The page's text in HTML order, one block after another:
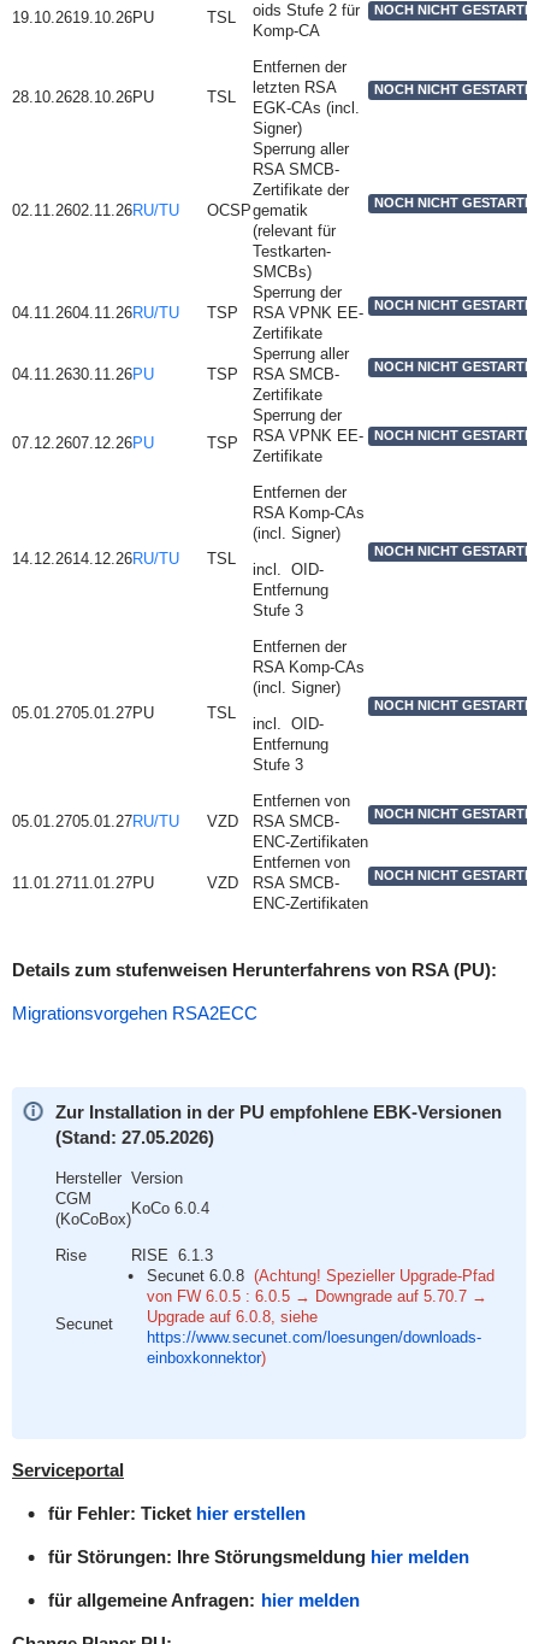
19.10.2619.10.26PU TSL
oids Stufe 2 für
Komp-CA
NOCH NICHT
28.10.2628.10.26PU TSL
Entfernen der
letzten RSA
EGK-CAs (incl.
Signer)
NOCH NICHT
02.11.2602.11.26RU/TU OCSP
Sperrung aller
RSA SMCB-
Zertifikate der
gematik
(relevant für
Testkarten-
SMCBs)
NOCH NICHT
04.11.2604.11.26RU/TU TSP
Sperrung der
RSA VPNK EE-
Zertifikate
NOCH NICHT
04.11.2630.11.26PU TSP
Sperrung aller
RSA SMCB-
Zertifikate
NOCH NICHT
07.12.2607.12.26PU TSP
Sperrung der
RSA VPNK EE-
Zertifikate
NOCH NICHT
14.12.2614.12.26RU/TU TSL
Entfernen der
RSA Komp-CAs
(incl. Signer)
incl. OID-
Entfernung
Stufe 3
NOCH NICHT
05.01.2705.01.27PU TSL
Entfernen der
RSA Komp-CAs
(incl. Signer)
incl. OID-
Entfernung
Stufe 3
NOCH NICHT
05.01.2705.01.27RU/TU VZD
Entfernen von
RSA SMCB-
ENC-Zertifikaten
NOCH NICHT
11.01.2711.01.27PU VZD
Entfernen von
RSA SMCB-
ENC-Zertifikaten
NOCH NICHT
Details zum stufenweisen Herunterfahrens von RSA (PU):
Migrationsvorgehen RSA2ECC
Zur Installation in der PU empfohlene EBK-Versionen
(Stand: 27.05.2026)
Hersteller Version
CGM
(KoCoBox)
KoCo 6.0.4
Rise RISE 6.1.3
Secunet
Secunet 6.0.8 (Achtung! Spezieller Upgrade-Pfad
von FW 6.0.5 : 6.0.5 → Downgrade auf 5.70.7 →
Upgrade auf 6.0.8, siehe
https://www.secunet.com/loesungen/downloads-
einboxkonnektor)
Serviceportal
für Fehler: Ticket hier erstellen
für Störungen: Ihre Störungsmeldung hier melden
für allgemeine Anfragen: hier melden